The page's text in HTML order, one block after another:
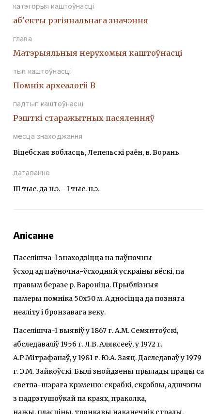
катэгорыя каштоўнасці
аб'екты рэгіянальнага значэння
глава
Матэрыяльныя нерухомыя каштоўнасці
тып каштоўнасці
Помнiк археалогii В
падтып каштоўнасці
Рэшткi старажытных пасяленняў
месца знаходжання
Віцебская вобласць, Лепельскі раён, в. Ворань
датаванне
III тыс. да н.э. - І тыс. н.э.
Апісанне
Паселішча-l знаходзіцца на паўночны
ўсход ад паўночна-ўсходняй ускраіны вёскі, na
правым беразе р. Вароніца. Прыблізныя
памеры помніка 50х50 м. Адносіцца да позняга
неаліту і бронзавага веку.
Паселішча-1 выявіў у 1867 г. А.М. Семянтоўскі,
абследаваліў 1956 г. Л.В. Аляксееў, у 1972 г.
А.Р.Мітрафанаў, у 1981 г. Ю.А. Заяц. Даследаваў у 1979
г. Э.М. Зайкоўскі. Былі знойдзены прылады працы са
светла-шэрага крэменю: скрабкі, скрэблы, адшчэпы
з падрэтушоўкай па краях, праколка,
нажы, пласціны, тронкавы наканечнік стралы.